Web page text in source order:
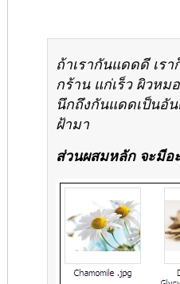
ถ้าเรากันแดดดี เร
กร้าน แก่เร็ว ผิวหม
นึกถึงกันแดดเป็นอัน
ฝ้ามา
ส่วนผสมหลัก จะมีอ